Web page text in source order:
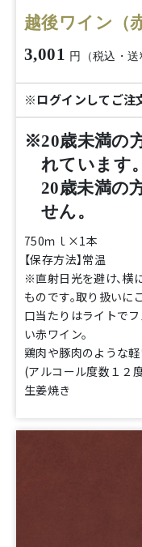
越後ワイン（
3,001 円（税込・送
※ログインしてご注
※20歳未満の
れています。
20歳未満の
せん。
750ｍｌ×1本
【保存方法】常温
※直射日光を避け、横
ものです。取り扱いに
口当たりはライトで
い赤ワイン。
鶏肉や豚肉のような軽
(アルコール度数１２度
生姜焼き